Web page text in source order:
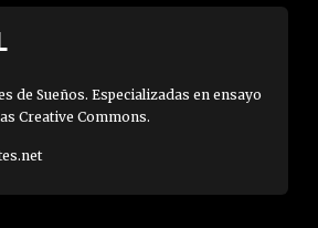
de Sueños. Especializadas en ensayo
Creative Commons.